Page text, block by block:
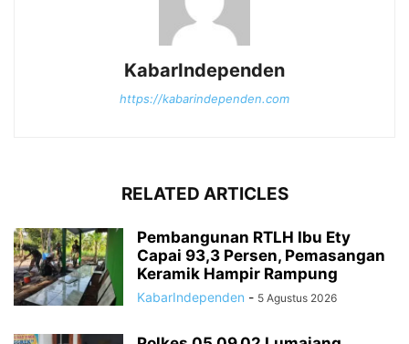
KabarIndependen
https://kabarindependen.com
RELATED ARTICLES
Pembangunan RTLH Ibu Ety
Capai 93,3 Persen, Pemasangan
Keramik Hampir Rampung
KabarIndependen - 5 Agustus 2026